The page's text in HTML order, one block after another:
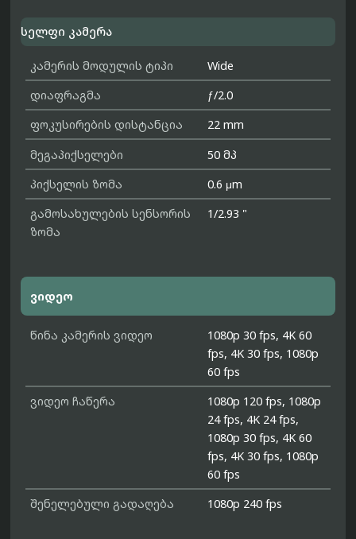
სელფი კამერა
კამერის მოდულის ტიპი
Wide
დიაფრაგმა
ƒ/2.0
ფოკუსირების დისტანცია
22 mm
მეგაპიქსელები
50 მპ
პიქსელის ზომა
0.6 μm
გამოსახულების სენსორის
ზომა
1/2.93 "
ვიდეო
წინა კამერის ვიდეო
1080p 30 fps, 4K 60
fps, 4K 30 fps, 1080p
60 fps
ვიდეო ჩაწერა
1080p 120 fps, 1080p
24 fps, 4K 24 fps,
1080p 30 fps, 4K 60
fps, 4K 30 fps, 1080p
60 fps
შენელებული გადაღება
1080p 240 fps